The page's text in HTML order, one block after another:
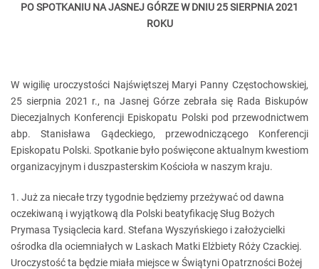
PO SPOTKANIU NA JASNEJ GÓRZE W DNIU 25 SIERPNIA 2021
ROKU
W wigilię uroczystości Najświętszej Maryi Panny Częstochowskiej,
25 sierpnia 2021 r., na Jasnej Górze zebrała się Rada Biskupów
Diecezjalnych Konferencji Episkopatu Polski pod przewodnictwem
abp. Stanisława Gądeckiego, przewodniczącego Konferencji
Episkopatu Polski. Spotkanie było poświęcone aktualnym kwestiom
organizacyjnym i duszpasterskim Kościoła w naszym kraju.
1. Już za niecałe trzy tygodnie będziemy przeżywać od dawna
oczekiwaną i wyjątkową dla Polski beatyfikację Sług Bożych
Prymasa Tysiąclecia kard. Stefana Wyszyńskiego i założycielki
ośrodka dla ociemniałych w Laskach Matki Elżbiety Róży Czackiej.
Uroczystość ta będzie miała miejsce w Świątyni Opatrzności Bożej